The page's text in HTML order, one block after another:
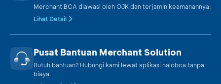
Merchant BCA diawasi oleh OJK dan terjamin keamanannya.
Lihat Detail
Pusat Bantuan Merchant Solution
Butuh bantuan? Hubungi kami lewat aplikasi halobca tanpa
biaya